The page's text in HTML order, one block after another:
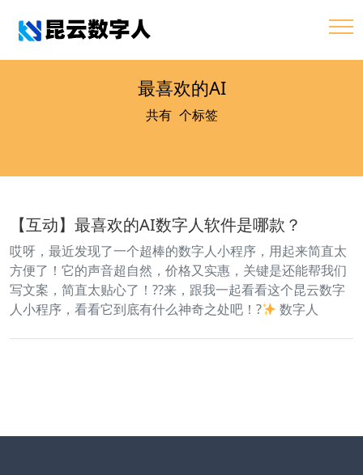
最喜欢的AI
共有1 个标签
【互动】最喜欢的AI数字人软件是哪款？
哎呀，最近发现了一个超棒的数字人小程序，用起来简直太
方便了！它的声音超自然，价格又实惠，关键是还能帮我们
写文案，简直太贴心了！??来，跟我一起看看这个昆云数字
人小程序，看看它到底有什么神奇之处吧！?
数字人